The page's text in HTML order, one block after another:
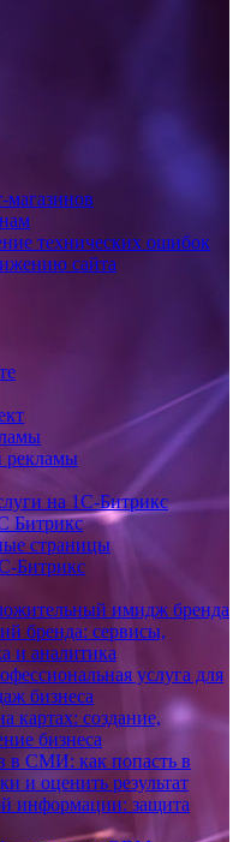
технических ошибок
сайта
рекламы
на 1С-Битрикс
Битрикс
страницы
Битрикс
имидж бренда
бренда: сервисы,
и аналитика
услуга для
бизнеса
картах: создание,
бизнеса
в СМИ: как попасть в
и оценить результат
информации: защита